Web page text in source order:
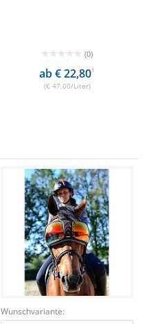
(0)
ab € 22,801
(€ 47,00/Liter)
Wunschvariante: